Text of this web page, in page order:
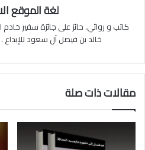
لغة الموقع
كاتب و روائي. حائز على جائزة سفير خادم
خالد بن فيصل آل سعود للإبداع
مقالات ذات صلة